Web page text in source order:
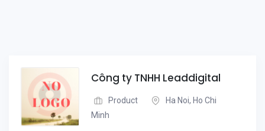
Công ty TNHH Leaddigital
Product
Ha Noi, Ho Chi
Minh